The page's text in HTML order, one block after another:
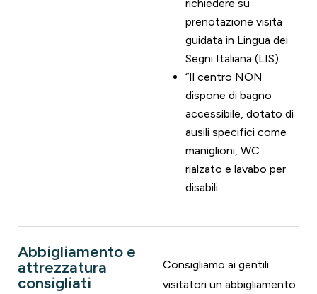
richiedere su
prenotazione visita
guidata in Lingua dei
Segni Italiana (LIS).
“Il centro NON
dispone di bagno
accessibile, dotato di
ausili specifici come
maniglioni, WC
rialzato e lavabo per
disabili.
Abbigliamento e
attrezzatura
consigliati
Consigliamo ai gentili
visitatori un abbigliamento